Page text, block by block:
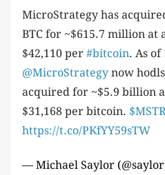
MicroStrategy has
BTC for ~$615.7 million at
$42,110 per #bitcoin. As of
@MicroStrategy now
acquired for ~$5.9 billion
$31,168 per bitcoin. $MSTR
https://t.co/PKfYY59sTW
— Michael Saylor